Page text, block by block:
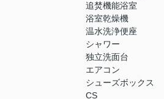
追焚機能浴室
浴室乾燥機
温水洗浄便座
シャワー
独立洗面台
エアコン
シューズボックス
CS